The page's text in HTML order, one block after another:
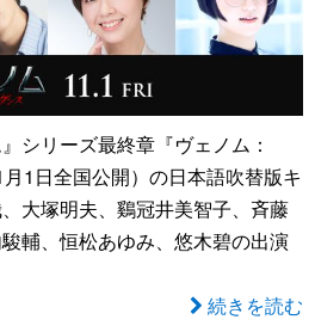
シリーズ最終章『ヴェノム：
1日全国公開）の日本語吹替版キ
大塚明夫、鷄冠井美智子、斉藤
輔、恒松あゆみ、悠木碧の出演
続きを読む